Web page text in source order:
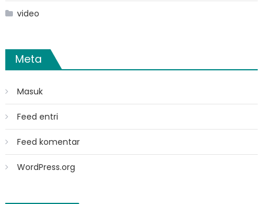
video
Meta
Masuk
Feed entri
Feed komentar
WordPress.org